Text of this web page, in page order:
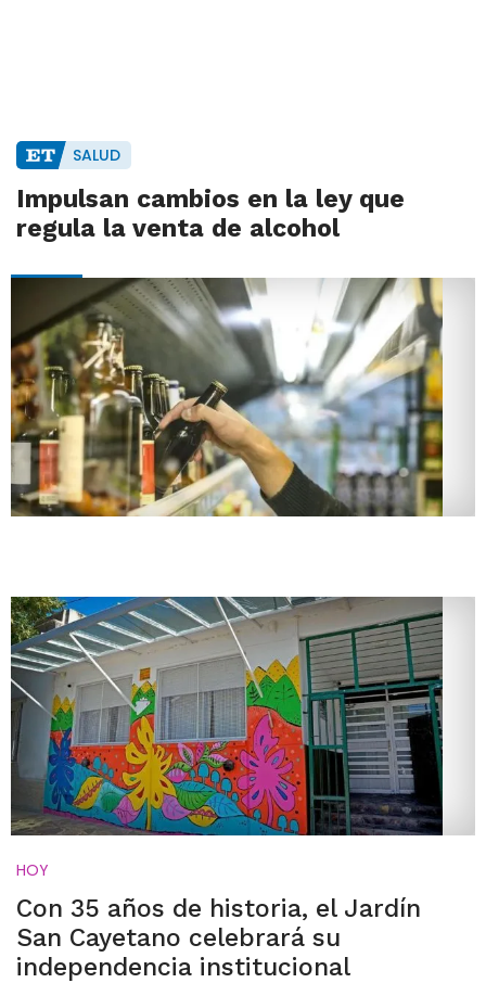
SALUD
Impulsan cambios en la ley que
regula la venta de alcohol
HOY
Con 35 años de historia, el Jardín
San Cayetano celebrará su
independencia institucional